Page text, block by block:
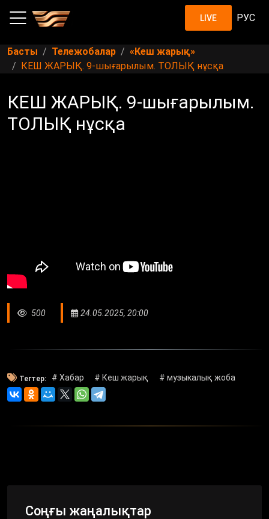
LIVE РУС
Басты Тележобалар
«Кеш жарық»
КЕШ ЖАРЫҚ. 9-шығарылым. ТОЛЫҚ нұсқа
КЕШ ЖАРЫҚ. 9-шығарылым.
ТОЛЫҚ нұсқа
500 24.05.2025, 20:00
Тегтер: # Хабар # Кеш жарық # музыкалық жоба
Соңғы жаңалықтар